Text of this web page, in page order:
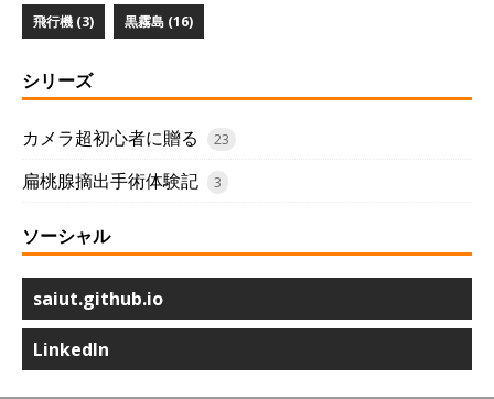
飛行機 (3) 黒霧島 (16)
シリーズ
カメラ超初心者に贈る 23
扁桃腺摘出手術体験記 3
ソーシャル
saiut.github.io
LinkedIn